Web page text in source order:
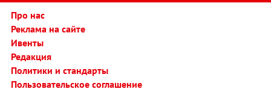
Про нас
Реклама на сайте
Ивенты
Редакция
Политики и стандарты
Пользовательское соглашение